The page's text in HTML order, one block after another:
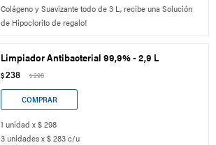
Colágeno y Suavizante todo de 3 L, recibe una Solución
de Hipoclorito de regalo!
Limpiador Antibacterial 99,9% - 2,9 L
$238 $298
1 unidad x $ 298
3 unidades x $ 283 c/u